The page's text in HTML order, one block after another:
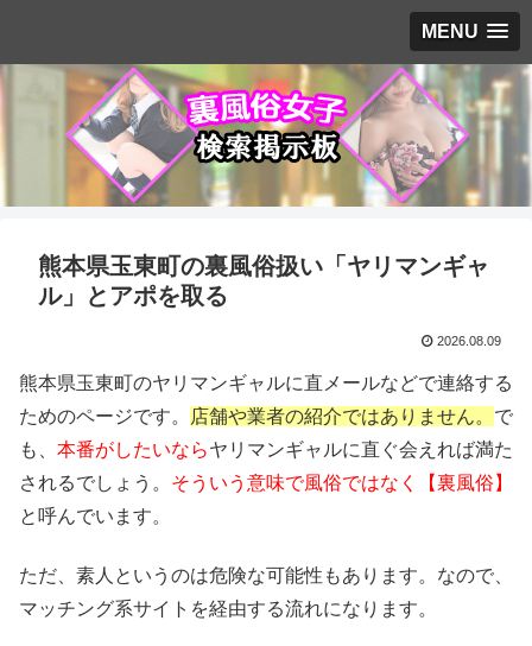
MENU
熊本県玉東町の裏風俗扱い「ヤリマンギャ
ル」とアポを取る
2026.08.09
熊本県玉東町のヤリマンギャルに直メールなどで連絡する
ためのページです。
店舗や業者の紹介ではありません。 で
も、 本番がしたいならヤリマンギャルに直ぐ会えれば満た
されるでしょう。 そういう意味で風俗ではなく【裏風俗】
と呼んでいます。
ただ、素人というのは危険な可能性もあります。なので、
マッチング系サイトを経由する流れになります。